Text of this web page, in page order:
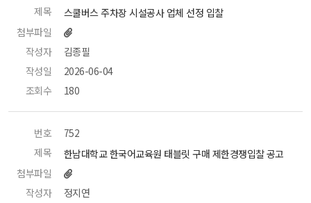
제목
스쿨버스 주차장 시설공사 업체 선정 입찰
첨부파일
작성자
김종필
작성일
2026-06-04
조회수
180
번호
752
제목
한남대학교 한국어교육원 태블릿 구매 제한경쟁입찰 공고
첨부파일
작성자
정지연